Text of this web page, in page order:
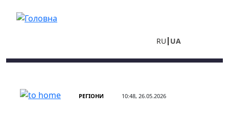
RU UA
РЕГІОНИ 10:48, 26.05.2026